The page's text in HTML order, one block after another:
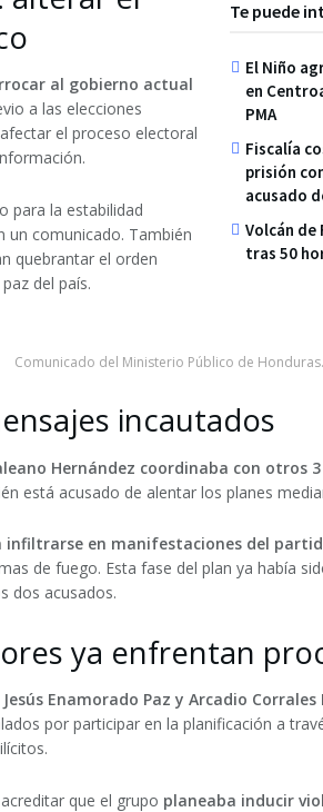
Te puede
El Niño
en
PMA
Fiscalía
prisión
acusado
Volcán de
tras 50
al gobierno actual
a las elecciones
el proceso electoral
para la estabilidad
un comunicado. También
quebrantar el orden
del país.
Comunicado del Ministerio Público de Honduras.
incautados
Hernández coordinaba con otros
está acusado de alentar los planes
infiltrarse en manifestaciones del
de fuego. Esta fase del plan ya había
dos acusados.
ya enfrentan
Enamorado Paz y Arcadio Corrales
por participar en la planificación a
que el grupo planeaba inducir